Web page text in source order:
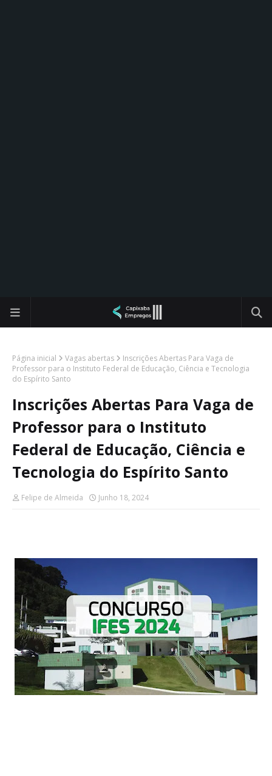
Página inicial Vagas abertas
Inscrições Abertas Para Vaga de
Professor para o Instituto Federal de Educação, Ciência e Tecnologia
do Espírito Santo
Inscrições Abertas Para Vaga de
Professor para o Instituto
Federal de Educação, Ciência e
Tecnologia do Espírito Santo
Felipe de Almeida Junho 18, 2024